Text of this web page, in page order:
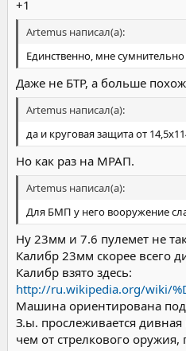
+1
Artemus написал(а):
Единственно, мне
Даже не БТР, а больше
Artemus написал(а):
да и круговая защита от
Но как раз на МРАП.
Artemus написал(а):
Для БМП у него вооружение
Ну 23мм и 7.6 пулемет не
Калибр 23мм скорее всего
Калибр взято здесь:
http://ru.wikipedia.org/wiki/
Машина ориентирована под
З.ы. прослеживается
чем от стрелкового оружия,